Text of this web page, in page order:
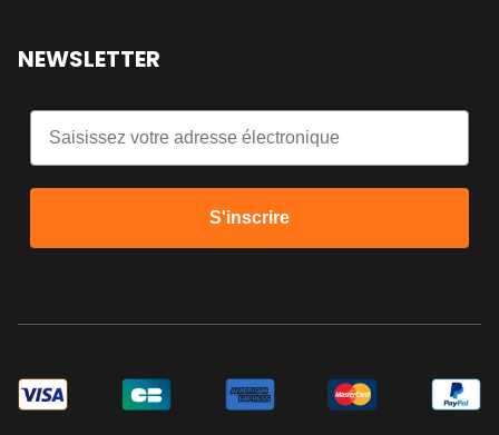
NEWSLETTER
Email
S'inscrire